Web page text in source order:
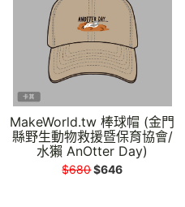
MakeWorld.tw 棒球帽 (金門
縣野生動物救援暨保育協會/
水獺 AnOtter Day)
$680$646